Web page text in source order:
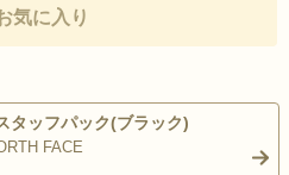
気に入り
タッフパック(ブラック)
FACE